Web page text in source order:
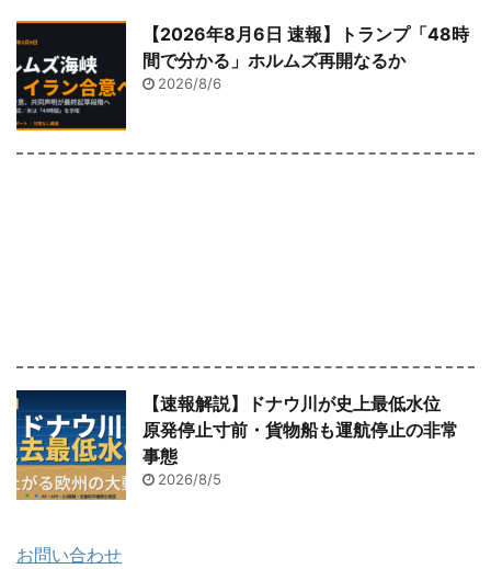
【2026年8月6日 速報】トランプ「48時
間で分かる」ホルムズ再開なるか
2026/8/6
【速報解説】ドナウ川が史上最低水位
原発停止寸前・貨物船も運航停止の非常
事態
2026/8/5
お問い合わせ